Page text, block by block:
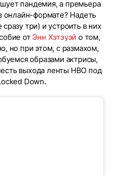
пандемия, а премьера
онлайн-формате? Надеть
три) и устроить в них
от Энн Хэтэуэй о том,
но при этом, с размахом,
образами актрисы,
выхода ленты HBO под
Down.